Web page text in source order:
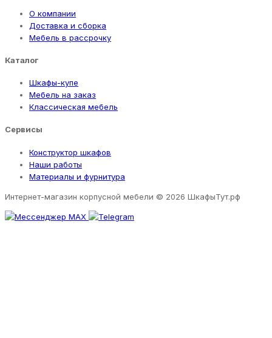
О компании
Доставка и сборка
Мебель в рассрочку
Каталог
Шкафы-купе
Мебель на заказ
Классическая мебель
Сервисы
Конструктор шкафов
Наши работы
Материалы и фурнитура
Интернет-магазин корпусной мебели © 2026 ШкафыТут.рф